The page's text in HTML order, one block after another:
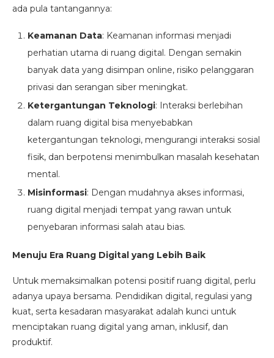
ada pula tantangannya:
Keamanan Data: Keamanan informasi menjadi
perhatian utama di ruang digital. Dengan semakin
banyak data yang disimpan online, risiko pelanggaran
privasi dan serangan siber meningkat.
Ketergantungan Teknologi: Interaksi berlebihan
dalam ruang digital bisa menyebabkan
ketergantungan teknologi, mengurangi interaksi sosial
fisik, dan berpotensi menimbulkan masalah kesehatan
mental.
Misinformasi: Dengan mudahnya akses informasi,
ruang digital menjadi tempat yang rawan untuk
penyebaran informasi salah atau bias.
Menuju Era Ruang Digital yang Lebih Baik
Untuk memaksimalkan potensi positif ruang digital, perlu
adanya upaya bersama. Pendidikan digital, regulasi yang
kuat, serta kesadaran masyarakat adalah kunci untuk
menciptakan ruang digital yang aman, inklusif, dan
produktif.